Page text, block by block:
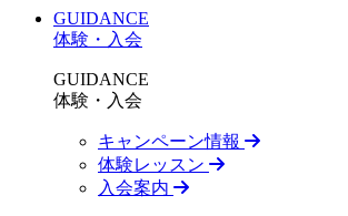
GUIDANCE
体験・入会
GUIDANCE
体験・入会
キャンペーン情報
体験レッスン
入会案内